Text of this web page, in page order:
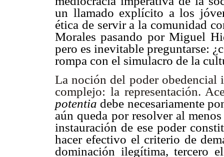
un llamado explícito a los
ética de servir a la comunidad
Morales pasando por Miguel
pero es inevitable preguntarse:
rompa con el simulacro de la
La noción del poder obedencial
complejo: la representación.
potentia debe necesariamente
aún queda por resolver al
instauración de ese poder
hacer efectivo el criterio de
dominación ilegítima, tercero